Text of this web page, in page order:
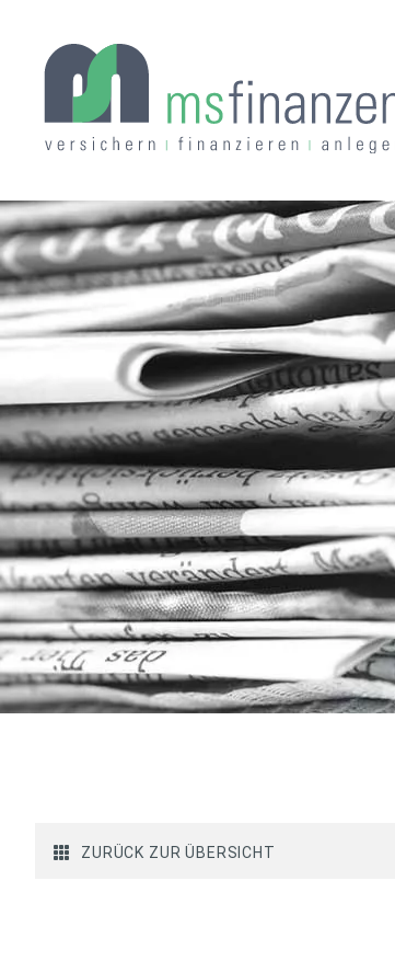
ZURÜCK ZUR ÜBERSICHT